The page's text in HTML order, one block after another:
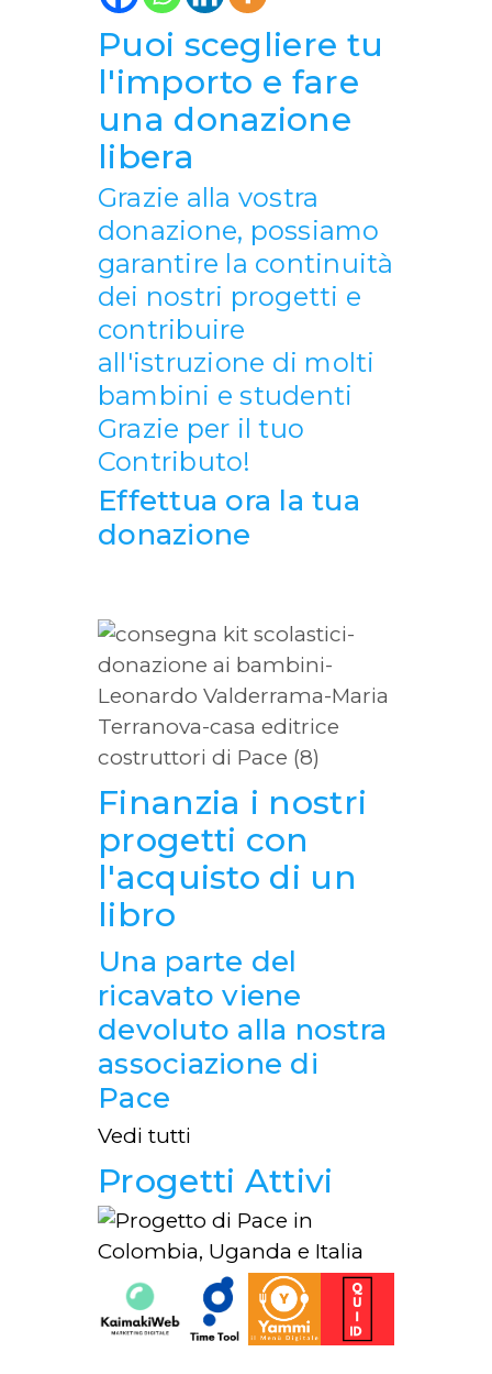
Puoi scegliere tu
l'importo e fare
una donazione
libera
Grazie alla vostra
donazione, possiamo
garantire la continuità
dei nostri progetti e
contribuire
all'istruzione di molti
bambini e studenti
Grazie per il tuo
Contributo!
Effettua ora la tua
donazione
Finanzia i nostri
progetti con
l'acquisto di un
libro
Una parte del
ricavato viene
devoluto alla nostra
associazione di
Pace
Vedi tutti
Progetti Attivi